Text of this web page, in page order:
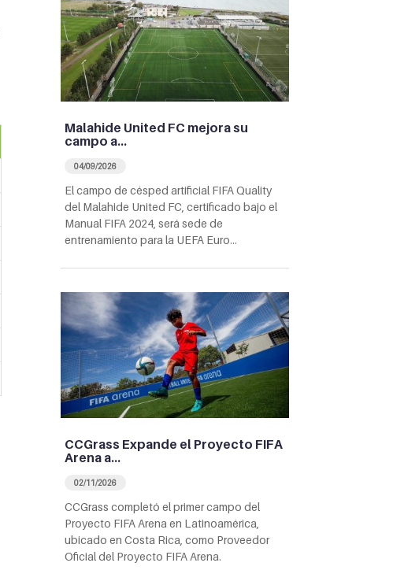
Malahide United FC mejora su
campo a…
04/09/2026
El campo de césped artificial FIFA Quality
del Malahide United FC, certificado bajo el
Manual FIFA 2024, será sede de
entrenamiento para la UEFA Euro…
CCGrass Expande el Proyecto FIFA
Arena a…
02/11/2026
CCGrass completó el primer campo del
Proyecto FIFA Arena en Latinoamérica,
ubicado en Costa Rica, como Proveedor
Oficial del Proyecto FIFA Arena.